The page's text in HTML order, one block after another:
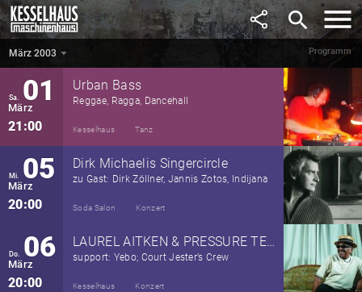
search
Programm
21:00 Kesselhaus
März 2003
Sa. 01
März
21:00
Urban Bass
Reggae, Ragga, Dancehall
Kesselhaus Tanz
Mi. 05
März
20:00
Dirk Michaelis Singercircle
zu Gast: Dirk Zöllner, Jannis Zotos, Indijana
Soda Salon Konzert
Do. 06
März
20:00
LAUREL AITKEN & PRESSURE TENANTS
support: Yebo; Court Jester’s Crew
Kesselhaus Konzert
März 2003 ▼